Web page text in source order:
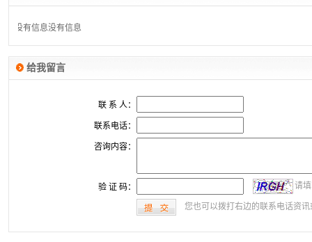
没有信息没有信息
给我留言
联 系 人：
联系电话：
咨询内容：
验 证 码： 请填
您也可以拨打右边的联系电话资